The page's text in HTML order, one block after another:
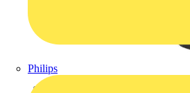
Philips